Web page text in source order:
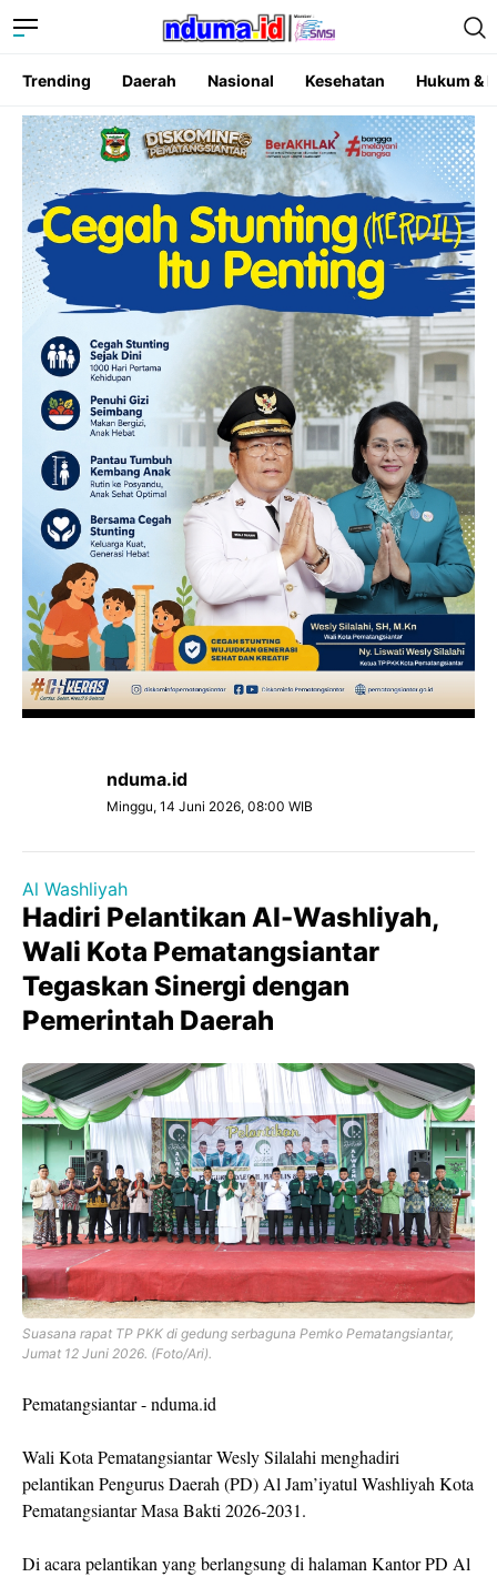
Trending Daerah Nasional Kesehatan Hukum &
nduma.id
Minggu, 14 Juni 2026, 08:00 WIB
Al Washliyah
Hadiri Pelantikan Al-Washliyah,
Wali Kota Pematangsiantar
Tegaskan Sinergi dengan
Pemerintah Daerah
Suasana rapat TP PKK di gedung serbaguna Pemko Pematangsiantar,
Jumat 12 Juni 2026. (Foto/Ari).
Pematangsiantar - nduma.id
Wali Kota Pematangsiantar Wesly Silalahi menghadiri
pelantikan Pengurus Daerah (PD) Al Jam’iyatul Washliyah Kota
Pematangsiantar Masa Bakti 2026-2031.
Di acara pelantikan yang berlangsung di halaman Kantor PD Al